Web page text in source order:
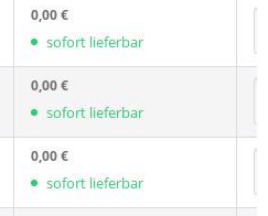
0,00 €
sofort lieferbar
0,00 €
sofort lieferbar
0,00 €
sofort lieferbar